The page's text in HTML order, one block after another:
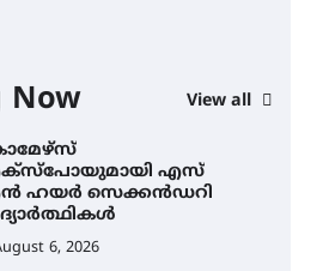
Now View all
6, 2026
എസ്
ഹയർ സെക്കൻഡറി
6, 2026